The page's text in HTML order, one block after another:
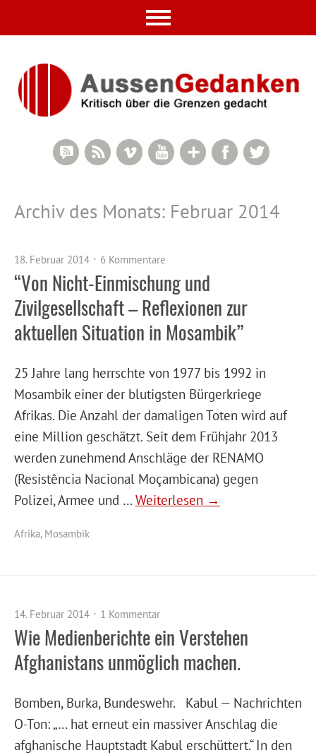
Twitter
Facebook
Google+
YouTube
Vimeo
RSS Feed
RSS Comments
Archiv des Monats: Februar 2014
18. Februar 2014 6 Kommentare
“Von Nicht-Einmischung und
Zivilgesellschaft – Reflexionen zur
aktuellen Situation in Mosambik”
25 Jahre lang herrschte von 1977 bis 1992 in
Mosambik einer der blutigsten Bürgerkriege
Afrikas. Die Anzahl der damaligen Toten wird auf
eine Million geschätzt. Seit dem Frühjahr 2013
werden zunehmend Anschläge der RENAMO
(Resistência Nacional Moçambicana) gegen
Polizei, Armee und … Weiterlesen →
Afrika, Mosambik
14. Februar 2014 1 Kommentar
Wie Medienberichte ein Verstehen
Afghanistans unmöglich machen.
Bomben, Burka, Bundeswehr. Kabul — Nachrichten
O-Ton: „… hat erneut ein massiver Anschlag die
afghanische Hauptstadt Kabul erschüttert.“ In den